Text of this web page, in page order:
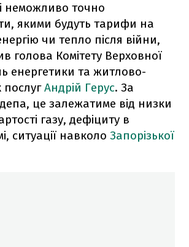
неможливо точно
якими будуть тарифи на
чи тепло після війни,
голова Комітету Верховної
енергетики та житлово-
Андрій Герус. За
це залежатиме від низки
газу, дефіциту в
ситуації навколо Запорізької